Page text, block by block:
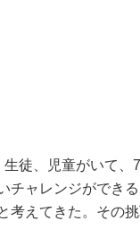
徒、児童がいて、
ャレンジができ
考えてきた。その